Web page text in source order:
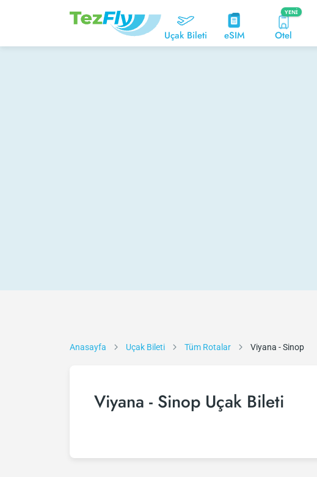
Uçak Bileti eSIM
YENI
Otel
Anasayfa Uçak Bileti Tüm Rotalar Viyana - Sinop
Viyana - Sinop Uçak Bileti